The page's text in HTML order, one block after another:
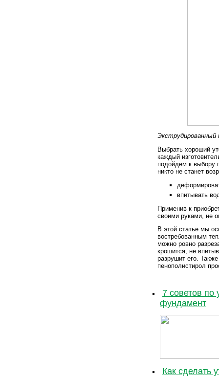
Экструдированный
Выбрать хороший
каждый
подойдем к выбору
никто не станет
впитывать
Применив к
своими руками, не
В этой статье мы
востребованным
можно ровно
крошится, не
разрушит его.
пенополистирол
7 советов
фундамент
Как сделать